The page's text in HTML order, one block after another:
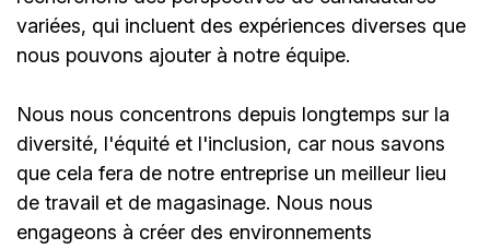
variées, qui incluent des expériences diverses que
nous pouvons ajouter à notre équipe.
Nous nous concentrons depuis longtemps sur la
diversité, l'équité et l'inclusion, car nous savons
que cela fera de notre entreprise un meilleur lieu
de travail et de magasinage. Nous nous
engageons à créer des environnements